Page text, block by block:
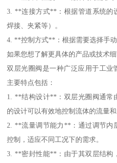
3. **连接方式**：根据管道系统的
焊接、夹紧等）。
4. **控制方式**：根据需要选择手动
如果您想了解更具体的产品或技术
双层光圈阀是一种广泛应用于工业
主要特点包括：
1. **结构设计**：双层光圈阀通常
的设计可以有效地控制流体的流量和
2. **流量调节能力**：通过调节内
控制，适应不同工况下的需求。
3. **密封性能**：由于其双层结构